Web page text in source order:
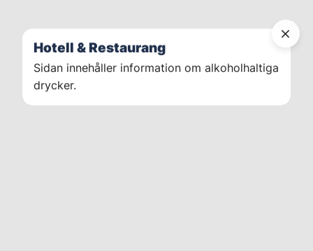
Hotell & Restaurang
Sidan innehåller information om alkoholhaltiga
drycker.